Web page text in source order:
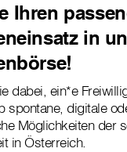
Ihren
in
dabei, ein*e
spontane, digitale
Möglichkeiten der
in Österreich.